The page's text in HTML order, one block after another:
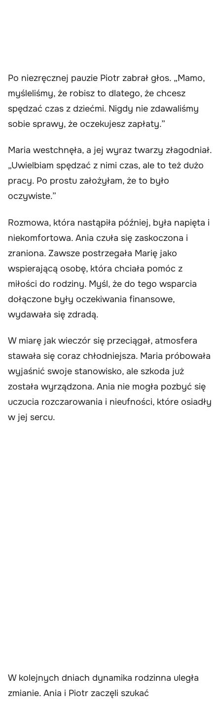
Po niezręcznej pauzie Piotr zabrał głos. „Mamo,
myśleliśmy, że robisz to dlatego, że chcesz
spędzać czas z dziećmi. Nigdy nie zdawaliśmy
sobie sprawy, że oczekujesz zapłaty.”
Maria westchnęła, a jej wyraz twarzy złagodniał.
„Uwielbiam spędzać z nimi czas, ale to też dużo
pracy. Po prostu założyłam, że to było
oczywiste.”
Rozmowa, która nastąpiła później, była napięta i
niekomfortowa. Ania czuła się zaskoczona i
zraniona. Zawsze postrzegała Marię jako
wspierającą osobę, która chciała pomóc z
miłości do rodziny. Myśl, że do tego wsparcia
dołączone były oczekiwania finansowe,
wydawała się zdradą.
W miarę jak wieczór się przeciągał, atmosfera
stawała się coraz chłodniejsza. Maria próbowała
wyjaśnić swoje stanowisko, ale szkoda już
została wyrządzona. Ania nie mogła pozbyć się
uczucia rozczarowania i nieufności, które osiadły
w jej sercu.
W kolejnych dniach dynamika rodzinna uległa
zmianie. Ania i Piotr zaczęli szukać